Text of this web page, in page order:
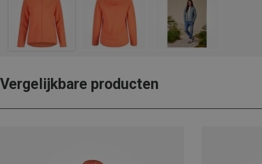
Vergelijkbare producten